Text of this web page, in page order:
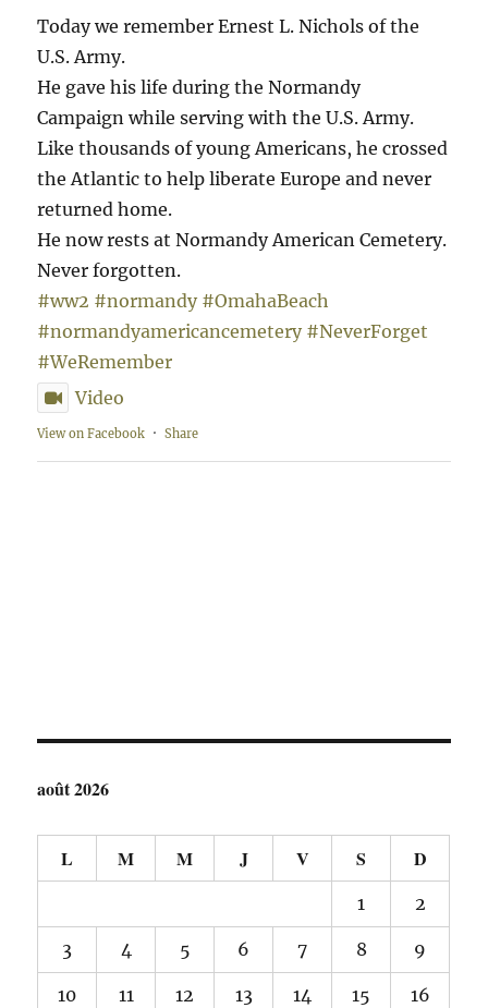
Today we remember Ernest L. Nichols of the
U.S. Army.
He gave his life during the Normandy
Campaign while serving with the U.S. Army.
Like thousands of young Americans, he crossed
the Atlantic to help liberate Europe and never
returned home.
He now rests at Normandy American Cemetery.
Never forgotten.
#ww2 #normandy #OmahaBeach
#normandyamericancemetery #NeverForget
#WeRemember
Video
View on Facebook · Share
août 2026
L M M J V S D
1 2
3 4 5 6 7 8 9
10 11 12 13 14 15 16